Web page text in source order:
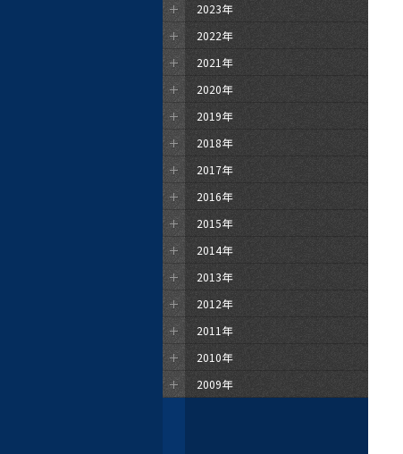
2023年
2022年
2021年
2020年
2019年
2018年
2017年
2016年
2015年
2014年
2013年
2012年
2011年
2010年
2009年